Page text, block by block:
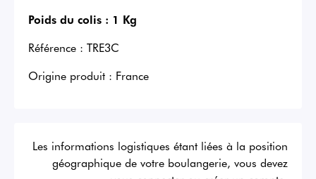
Poids du colis : 1 Kg
Référence : TRE3C
Origine produit : France
Les informations logistiques étant liées à la position
géographique de votre boulangerie, vous devez